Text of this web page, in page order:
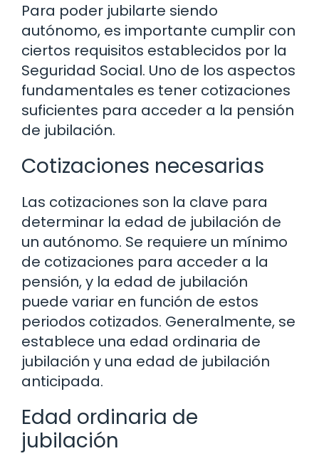
Para poder jubilarte siendo
autónomo, es importante cumplir con
ciertos requisitos establecidos por la
Seguridad Social. Uno de los aspectos
fundamentales es tener cotizaciones
suficientes para acceder a la pensión
de jubilación.
Cotizaciones necesarias
Las cotizaciones son la clave para
determinar la edad de jubilación de
un autónomo. Se requiere un mínimo
de cotizaciones para acceder a la
pensión, y la edad de jubilación
puede variar en función de estos
periodos cotizados. Generalmente, se
establece una edad ordinaria de
jubilación y una edad de jubilación
anticipada.
Edad ordinaria de
jubilación